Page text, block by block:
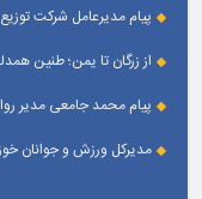
پیام مدیرعامل شرکت
از زرگان تا یمن؛ طنین
پیام محمد جامعی مدیر
مدیرکل ورزش و جوانان